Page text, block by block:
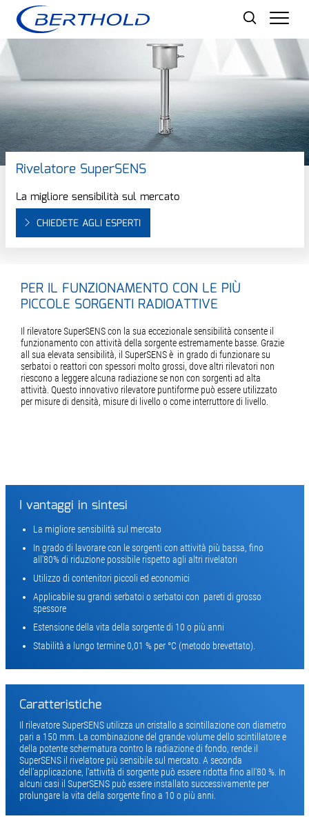
Rivelatore SuperSENS
La migliore sensibilità sul mercato
CHIEDETE AGLI ESPERTI
PER IL FUNZIONAMENTO CON LE PIÙ
PICCOLE SORGENTI RADIOATTIVE
Il rilevatore SuperSENS con la sua eccezionale sensibilità consente il
funzionamento con attività della sorgente estremamente basse. Grazie
all sua elevata sensibilità, il SuperSENS è in grado di funzionare su
serbatoi o reattori con spessori molto grossi, dove altri rilevatori non
riescono a leggere alcuna radiazione se non con sorgenti ad alta
attività. Questo innovativo rilevatore puntiforme può essere utilizzato
per misure di densità, misure di livello o come interruttore di livello.
I vantaggi in sintesi
La migliore sensibilità sul mercato
In grado di lavorare con le sorgenti con attività più bassa, fino
all'80% di riduzione possibile rispetto agli altri rivelatori
Utilizzo di contenitori piccoli ed economici
Applicabile su grandi serbatoi o serbatoi con pareti di grosso
spessore
Estensione della vita della sorgente di 10 o più anni
Stabilità a lungo termine 0,01 % per °C (metodo brevettato).
Caratteristiche
Il rilevatore SuperSENS utilizza un cristallo a scintillazione con diametro
pari a 150 mm. La combinazione del grande volume dello scintillatore e
della potente schermatura contro la radiazione di fondo, rende il
SuperSENS il rivelatore più sensibile sul mercato. A seconda
dell'applicazione, l'attività di sorgente può essere ridotta fino all'80 %. In
alcuni casi il SuperSENS può essere installato successivamente per
prolungare la vita della sorgente fino a 10 o più anni.